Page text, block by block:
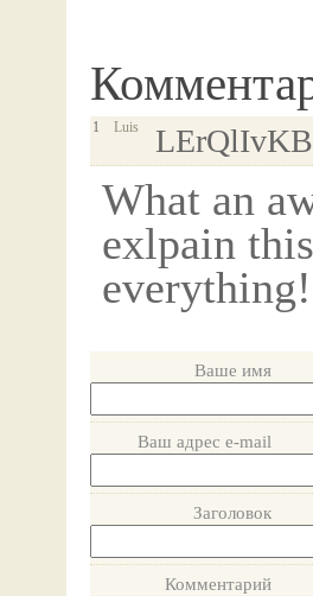
1 Luis
What an
exlpain
everything!
Ваше имя
Ваш адрес e-mail
Заголовок
Комментарий